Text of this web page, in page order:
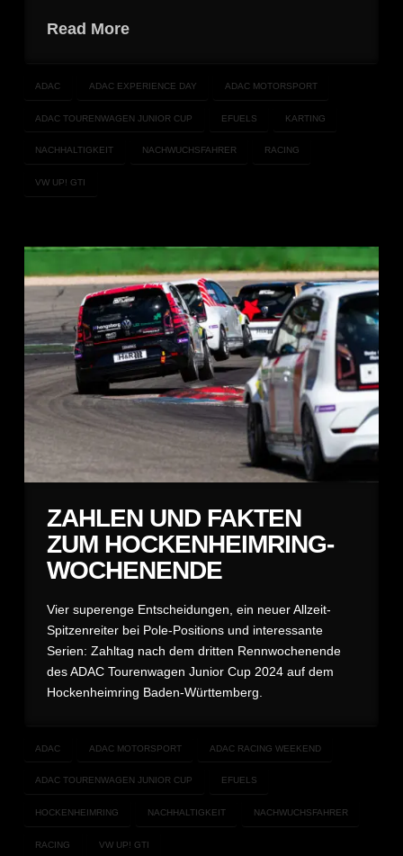
Read More
ADAC ADAC EXPERIENCE DAY ADAC MOTORSPORT
ADAC TOURENWAGEN JUNIOR CUP EFUELS KARTING
NACHHALTIGKEIT NACHWUCHSFAHRER RACING
VW UP! GTI
ZAHLEN UND FAKTEN
ZUM HOCKENHEIMRING-
WOCHENENDE
Vier superenge Entscheidungen, ein neuer Allzeit-
Spitzenreiter bei Pole-Positions und interessante
Serien: Zahltag nach dem dritten Rennwochenende
des ADAC Tourenwagen Junior Cup 2024 auf dem
Hockenheimring Baden-Württemberg.
ADAC ADAC MOTORSPORT ADAC RACING WEEKEND
ADAC TOURENWAGEN JUNIOR CUP EFUELS
HOCKENHEIMRING NACHHALTIGKEIT NACHWUCHSFAHRER
RACING VW UP! GTI